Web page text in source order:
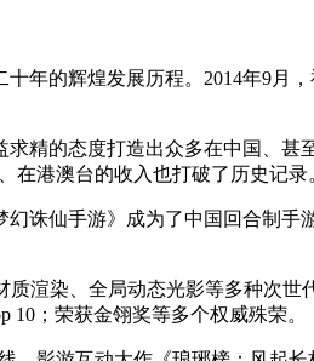
年的辉煌发展历程。2014年9月
精的态度打造出众多在中国、甚
在港澳台的收入也打破了历史记录
诛仙手游》成为了中国回合制手
渲染、全局动态光影等多种次
；荣获金翎奖等多个权威殊荣。